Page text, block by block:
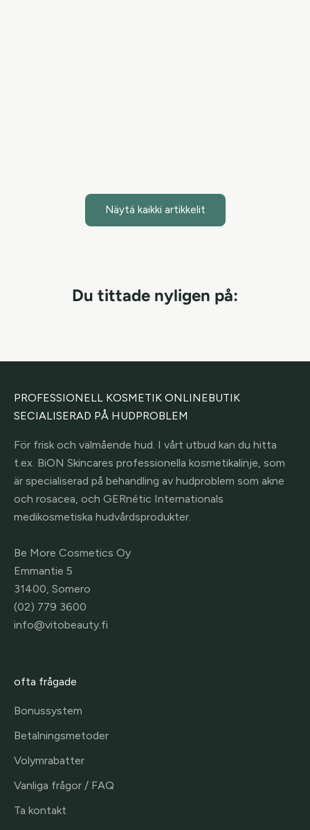
Näytä kaikki artikkelit
Du tittade nyligen på:
PROFESSIONELL KOSMETIK ONLINEBUTIK
SECIALISERAD PÅ HUDPROBLEM
För frisk och välmående hud. I vårt utbud kan du hitta
t.ex. BiON Skincares professionella kosmetikalinje, som
är specialiserad på behandling av hudproblem som akne
och rosacea, och GERnétic Internationals
medikosmetiska hudvårdsprodukter.
Be More Cosmetics Oy
Emmantie 5
31400, Somero
(02) 779 3600
info@vitobeauty.fi
ofta frågade
Bonussystem
Betalningsmetoder
Volymrabatter
Vanliga frågor / FAQ
Ta kontakt